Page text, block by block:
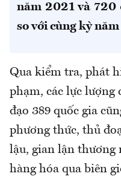
năm 2021 và 720
so với cùng kỳ
Qua kiểm tra, phát
phạm, các lực lượng
đạo 389 quốc gia
phương thức, thủ
lậu, gian lận thương
hàng hóa qua biên